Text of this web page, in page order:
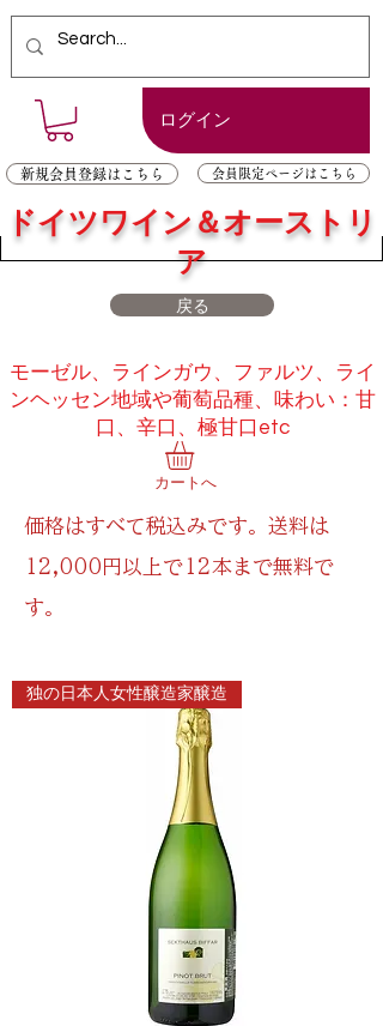
ログイン
新規会員登録はこちら 会員限定ページはこちら
ドイツワイン＆オーストリ
ア
戻る
モーゼル、ラインガウ、ファルツ、ライ
ンヘッセン地域や葡萄品種、味わい：甘
口、辛口、極甘口etc
カートへ
価格はすべて税込みです。送料は
12,000円以上で12本まで無料で
す。
独の日本人女性醸造家醸造